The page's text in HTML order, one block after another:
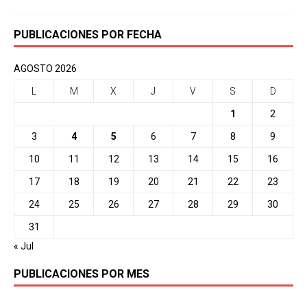
PUBLICACIONES POR FECHA
AGOSTO 2026
M X J V S D
1 2
3 4 5 6 7 8 9
10 11 12 13 14 15 16
17 18 19 20 21 22 23
24 25 26 27 28 29 30
31
« Jul
PUBLICACIONES POR MES